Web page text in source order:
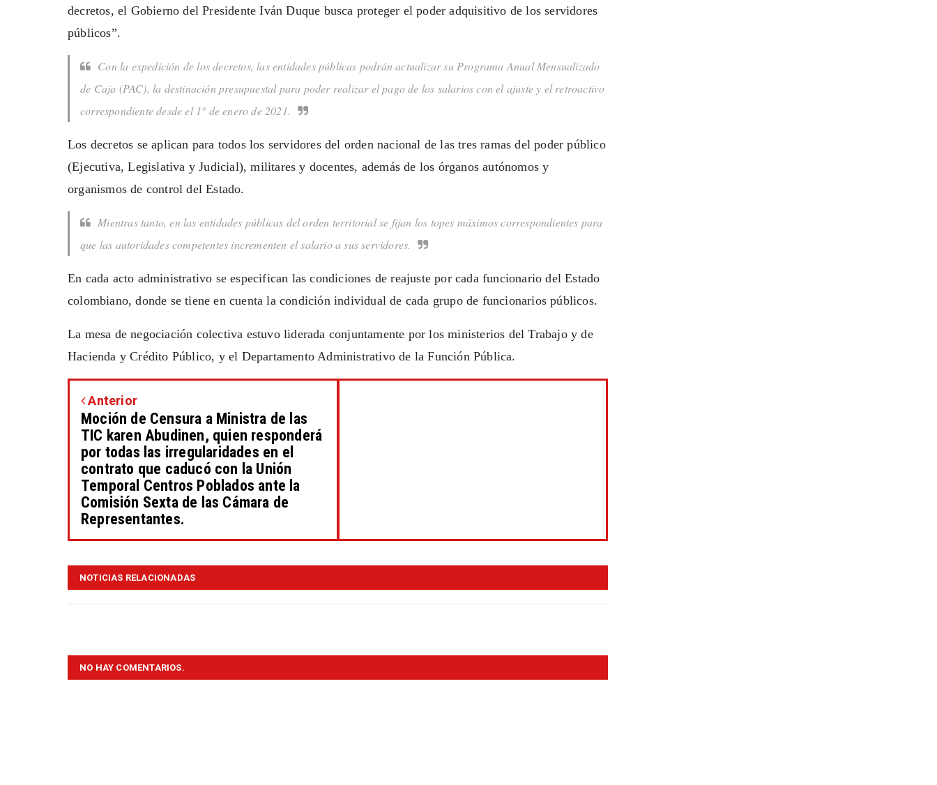
decretos, el Gobierno del Presidente Iván Duque busca proteger el poder adquisitivo de los servidores
públicos”.
Con la expedición de los decretos, las entidades públicas podrán actualizar su Programa Anual Mensualizado
de Caja (PAC), la destinación presupuestal para poder realizar el pago de los salarios con el ajuste y el retroactivo
correspondiente desde el 1° de enero de 2021.
Los decretos se aplican para todos los servidores del orden nacional de las tres ramas del poder público
(Ejecutiva, Legislativa y Judicial), militares y docentes, además de los órganos autónomos y
organismos de control del Estado.
Mientras tanto, en las entidades públicas del orden territorial se fijan los topes máximos correspondientes para
que las autoridades competentes incrementen el salario a sus servidores.
En cada acto administrativo se especifican las condiciones de reajuste por cada funcionario del Estado
colombiano, donde se tiene en cuenta la condición individual de cada grupo de funcionarios públicos.
La mesa de negociación colectiva estuvo liderada conjuntamente por los ministerios del Trabajo y de
Hacienda y Crédito Público, y el Departamento Administrativo de la Función Pública.
Anterior
Moción de Censura a Ministra de las
TIC karen Abudinen, quien responderá
por todas las irregularidades en el
contrato que caducó con la Unión
Temporal Centros Poblados ante la
Comisión Sexta de las Cámara de
Representantes.
NOTICIAS RELACIONADAS
NO HAY COMENTARIOS.